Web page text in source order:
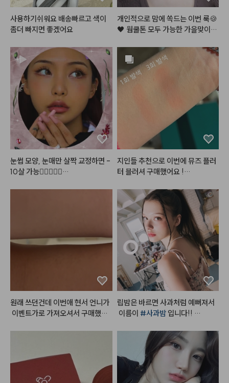
#헤메코리뷰어
Blush
#데이지크 #웜쿨블렌딩컬렉션 #
쿨블렌딩무드치크
Lip
#맥 #서트리니스
#네이처리퍼블릭
라스 듀 틴트 '로즈메모리'
사용하기쉬워요 배송빠르고 색이
좀더 빠지면 좋겠어요
개인적으로 맘에 쏙드는 이번 룩🍪
🖤 웜쿨톤 모두 가능한 가을맞이,,
메이크업 이름 지어주세요!😉
여러분이 궁금해해주신 알리에서
산 렌즈에, 진짜 너어어무 특별하
고 예쁜 레이어드 목걸이, 이 갈색
가디건은 그만입고 싶었는데ㅋㅋ
ㅋ 젤 찰떡이라 삼일째 입었어요ㅎ
그리고 해보고싶던 헤어까지! 영상
곧 들고올게요🫶🏻🤎
#메이크업#화장품정보#make
up
눈썹 모양, 눈매만 살짝 교정하면 -
10살 가능👩🏻‍❤️‍👩🏻
지인들 추천으로 이번에 뮤즈 플러
터 블러셔 구매했어요 !
째,다섯번째가 실외 발색 사진이에
용)
워낙 블러셔를 좋아해서 다양한 블
러셔를 가지고 있는데
뮤드 플러터 블러셔 전 색상이 다
너무 제 스타일이라 한참 고민하고
메리 뮤즈로 골랐어요 ㅠㅠ💗
가루날림은 어느정도 있지만 지금
까지 제가 사용한 블러셔보단 현저
히 적었고
라가고 제가 생각했던 핑크코랄 색
상으로 발색돼요
피부 다 하고 블러셔 올리면 얼굴이
포토샵으로 블러처리한 것 처럼 뽀
원래 쓰던건데 이번애 현서 언니가
이벤트가로 가져오셔서 구매했어
립밤은 바르면 사과처럼 예뻐져서
이름이 #사과밤 입니다!!
에 발라도 예쁘고, 베이스 하고 립
밤만 발라도 넘 예쁜컬러랍니다!!
영혼을 갈아 만든 사과밤🍎